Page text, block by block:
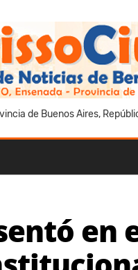
de Buenos Aires,
en